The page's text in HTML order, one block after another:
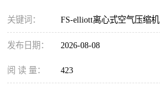
关键词： FS-elliott离心式空气压缩机
发布日期： 2026-08-08
阅 读 量： 423